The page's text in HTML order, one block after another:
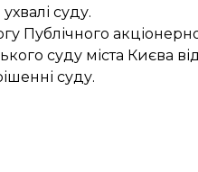
ухвалі суду.
Публічного
суду міста Києва
суду.